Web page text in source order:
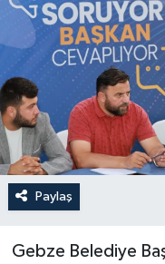
Paylaş
Gebze Belediye